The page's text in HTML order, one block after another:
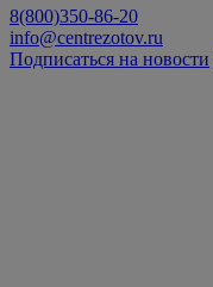
8(800)350-86-20
info@centrezotov.ru
Подписаться на новости